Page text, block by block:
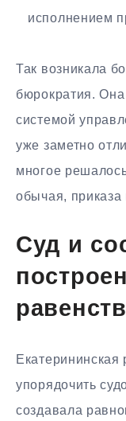
исполнением
Так возникала
бюрократия.
системой
уже заметно
многое
обычая, приказа
Суд и
упорядочить
создавала